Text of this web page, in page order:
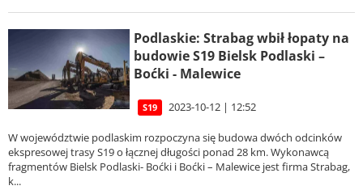
Podlaskie: Strabag wbił łopaty na
budowie S19 Bielsk Podlaski –
Boćki - Malewice
S19 2023-10-12 | 12:52
W województwie podlaskim rozpoczyna się budowa dwóch odcinków
ekspresowej trasy S19 o łącznej długości ponad 28 km. Wykonawcą
fragmentów Bielsk Podlaski- Boćki i Boćki – Malewice jest firma Strabag,
k...